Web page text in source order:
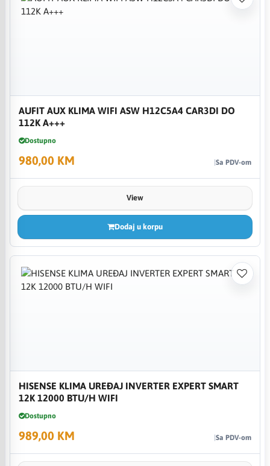
AUFIT AUX KLIMA WIFI ASW H12C5A4 CAR3DI DO
112K A+++
Dostupno
980,00 KM Sa PDV-om
View
Dodaj u korpu
HISENSE KLIMA UREĐAJ INVERTER EXPERT SMART
12K 12000 BTU/H WIFI
Dostupno
989,00 KM Sa PDV-om